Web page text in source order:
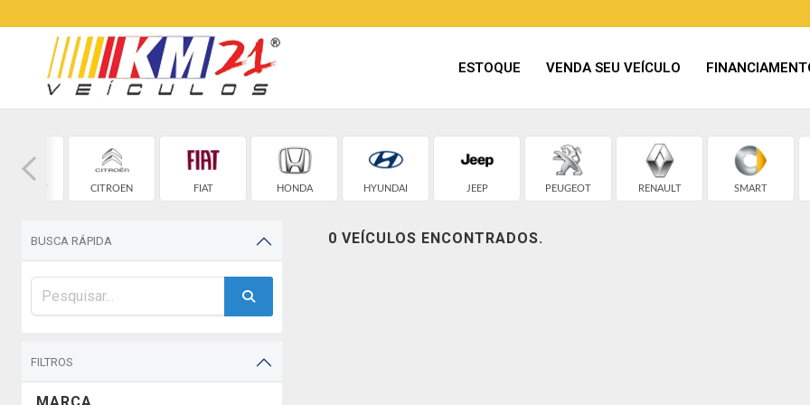
ESTOQUE VENDA SEU VEÍCULO
CITROEN FIAT HONDA HYUNDAI JEEP PEUGEOT RENAULT SMART
BUSCA RÁPIDA
FILTROS
0 VEÍCULOS ENCONTRADOS.